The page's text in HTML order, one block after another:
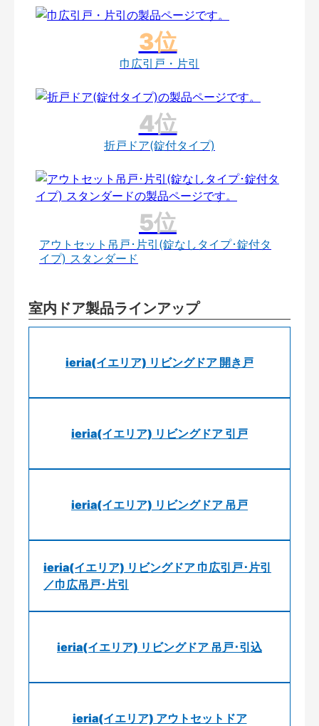
巾広引戸・片引
折戸ドア(錠付タイプ)
アウトセット吊戸･片引(錠なしタイプ･錠付タ
イプ) スタンダード
室内ドア製品ラインアップ
ieria(イエリア) リビングドア 開き戸
ieria(イエリア) リビングドア 引戸
ieria(イエリア) リビングドア 吊戸
ieria(イエリア) リビングドア 巾広引戸･片引
／巾広吊戸･片引
ieria(イエリア) リビングドア 吊戸･引込
ieria(イエリア) アウトセットドア